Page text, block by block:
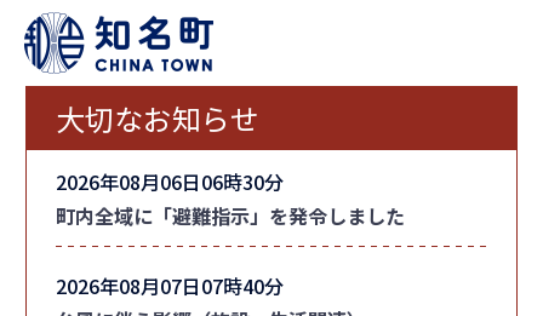
大切なお知らせ
2026年08月06日06時30分
町内全域に「避難指示」を発令しました
2026年08月07日07時40分